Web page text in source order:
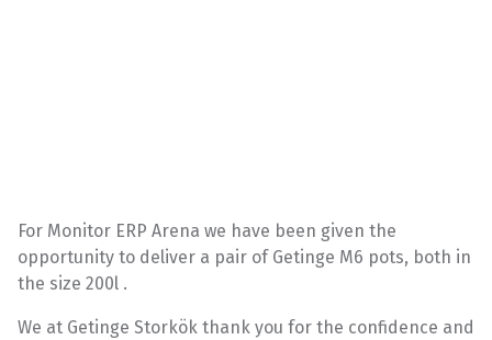
For Monitor ERP Arena we have been given the
opportunity to deliver a pair of Getinge M6 pots, both in
the size 200l .
We at Getinge Storkök thank you for the confidence and